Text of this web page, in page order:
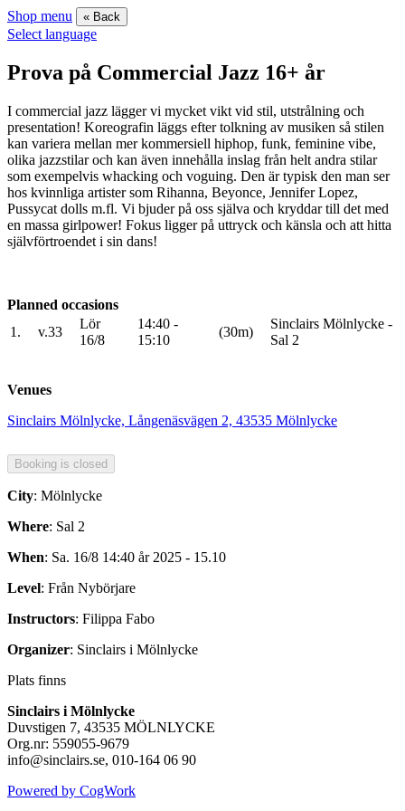
Shop menu « Back
Select language
Prova på Commercial Jazz 16+ år
I commercial jazz lägger vi mycket vikt vid stil, utstrålning och
presentation! Koreografin läggs efter tolkning av musiken så stilen
kan variera mellan mer kommersiell hiphop, funk, feminine vibe,
olika jazzstilar och kan även innehålla inslag från helt andra stilar
som exempelvis whacking och voguing. Den är typisk den man ser
hos kvinnliga artister som Rihanna, Beyonce, Jennifer Lopez,
Pussycat dolls m.fl. Vi bjuder på oss själva och kryddar till det med
en massa girlpower! Fokus ligger på uttryck och känsla och att hitta
självförtroendet i sin dans!
Planned occasions
1.
v.33
Lör
16/8
14:40 -
15:10
(30m)
Sinclairs Mölnlycke -
Sal 2
Venues
Sinclairs Mölnlycke, Långenäsvägen 2, 43535 Mölnlycke
City: Mölnlycke
Where: Sal 2
When: Sa. 16/8 14:40 år 2025 - 15.10
Level: Från Nybörjare
Instructors: Filippa Fabo
Organizer: Sinclairs i Mölnlycke
Plats finns
Sinclairs i Mölnlycke
Duvstigen 7, 43535 MÖLNLYCKE
Org.nr: 559055-9679
info@sinclairs.se, 010-164 06 90
Powered by CogWork